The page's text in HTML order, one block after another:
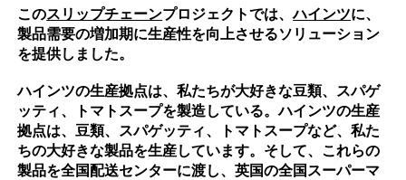
このスリップチェーンプロジェクトでは、ハインツに、
製品需要の増加期に生産性を向上させるソリューション
を提供しました。
ハインツの生産拠点は、私たちが大好きな豆類、スパゲ
ッティ、トマトスープを製造している。ハインツの生産
拠点は、豆類、スパゲッティ、トマトスープなど、私た
ちの大好きな製品を生産しています。そして、これらの
製品を全国配送センターに渡し、英国の全国スーパーマ